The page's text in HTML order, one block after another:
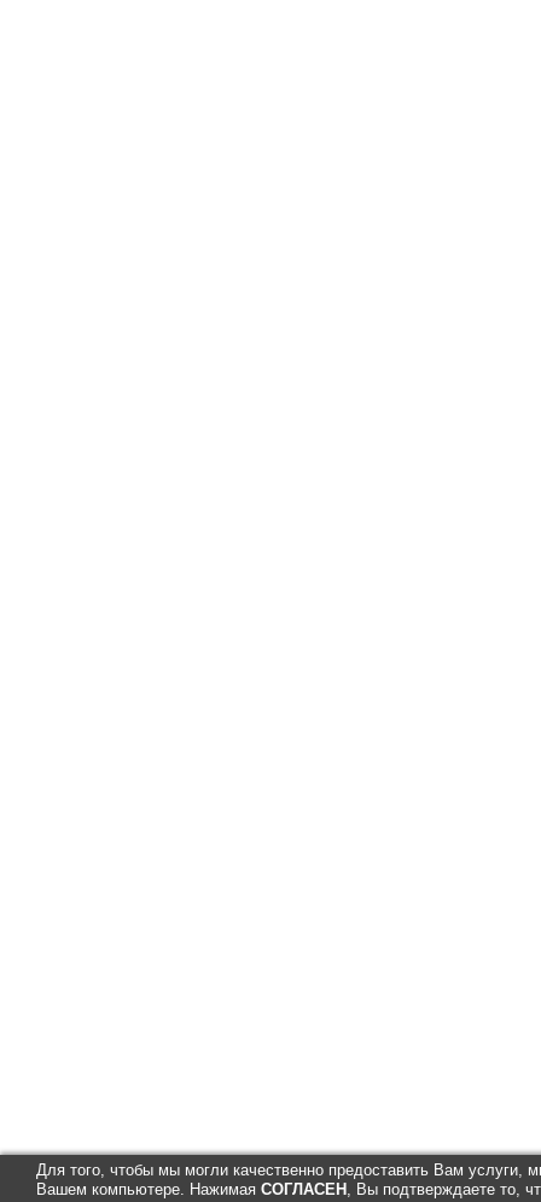
Для того, чтобы мы могли качественно предоставить Вам услуги,
Вашем компьютере. Нажимая СОГЛАСЕН , Вы подтверждаете то,